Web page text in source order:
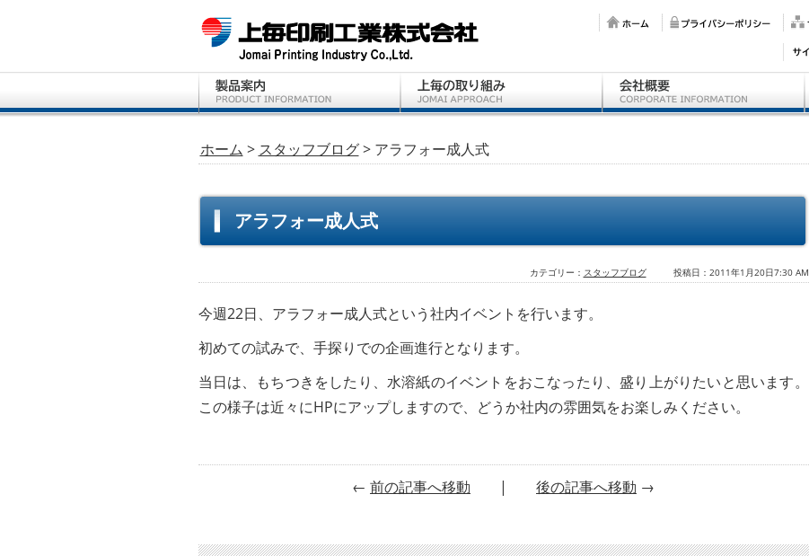
ホーム > スタッフブログ> アラフォー成人式
アラフォー成人式
カテゴリー： スタッフブログ投稿日：2011年1月20日7:30 AM
今週22日、アラフォー成人式という社内イベントを行います。
初めての試みで、手探りでの企画進行となります。
当日は、もちつきをしたり、水溶紙のイベントをおこなったり、盛り上がりたいと思います。
この様子は近々にHPにアップしますので、どうか社内の雰囲気をお楽しみください。
← 前の記事へ移動 | 後の記事へ移動 →